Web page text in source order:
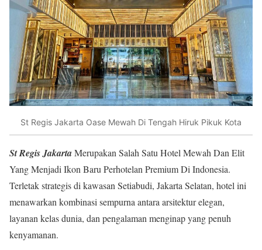
St Regis Jakarta Oase Mewah Di Tengah Hiruk Pikuk Kota
St Regis JakartaMerupakan Salah Satu Hotel Mewah Dan Elit
Yang Menjadi Ikon Baru Perhotelan Premium Di Indonesia.
Terletak strategis di kawasan Setiabudi, Jakarta Selatan, hotel ini
menawarkan kombinasi sempurna antara arsitektur elegan,
layanan kelas dunia, dan pengalaman menginap yang penuh
kenyamanan.